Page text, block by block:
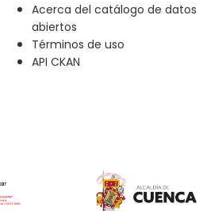
Acerca del catálogo de datos
abiertos
Términos de uso
API CKAN